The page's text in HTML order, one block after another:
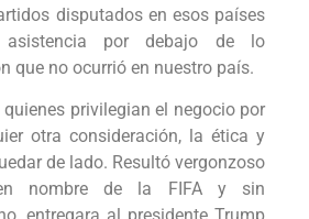
disputados en esos países
asistencia por debajo de lo
que no ocurrió en nuestro país.
privilegian el negocio por
otra consideración, la ética y
de lado. Resultó vergonzoso
nombre de la FIFA y sin